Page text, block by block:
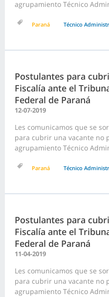
agrupamiento Técnico
Paraná Técnico
Postulantes para
Fiscalía ante el
Federal de Paraná
12-07-2019
Les comunicamos que se
para cubrir una vacante no
agrupamiento Técnico
Paraná Técnico
Postulantes para
Fiscalía ante el
Federal de Paraná
11-04-2019
Les comunicamos que se
para cubrir una vacante no
agrupamiento Técnico